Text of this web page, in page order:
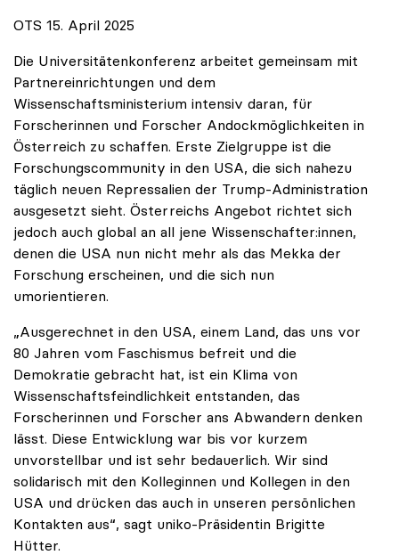
OTS 15. April 2025
Die Universitätenkonferenz arbeitet gemeinsam mit
Partnereinrichtungen und dem
Wissenschaftsministerium intensiv daran, für
Forscherinnen und Forscher Andockmöglichkeiten in
Österreich zu schaffen. Erste Zielgruppe ist die
Forschungscommunity in den USA, die sich nahezu
täglich neuen Repressalien der Trump-Administration
ausgesetzt sieht. Österreichs Angebot richtet sich
jedoch auch global an all jene Wissenschafter:innen,
denen die USA nun nicht mehr als das Mekka der
Forschung erscheinen, und die sich nun
umorientieren.
„Ausgerechnet in den USA, einem Land, das uns vor
80 Jahren vom Faschismus befreit und die
Demokratie gebracht hat, ist ein Klima von
Wissenschaftsfeindlichkeit entstanden, das
Forscherinnen und Forscher ans Abwandern denken
lässt. Diese Entwicklung war bis vor kurzem
unvorstellbar und ist sehr bedauerlich. Wir sind
solidarisch mit den Kolleginnen und Kollegen in den
USA und drücken das auch in unseren persönlichen
Kontakten aus“, sagt uniko-Präsidentin Brigitte
Hütter.